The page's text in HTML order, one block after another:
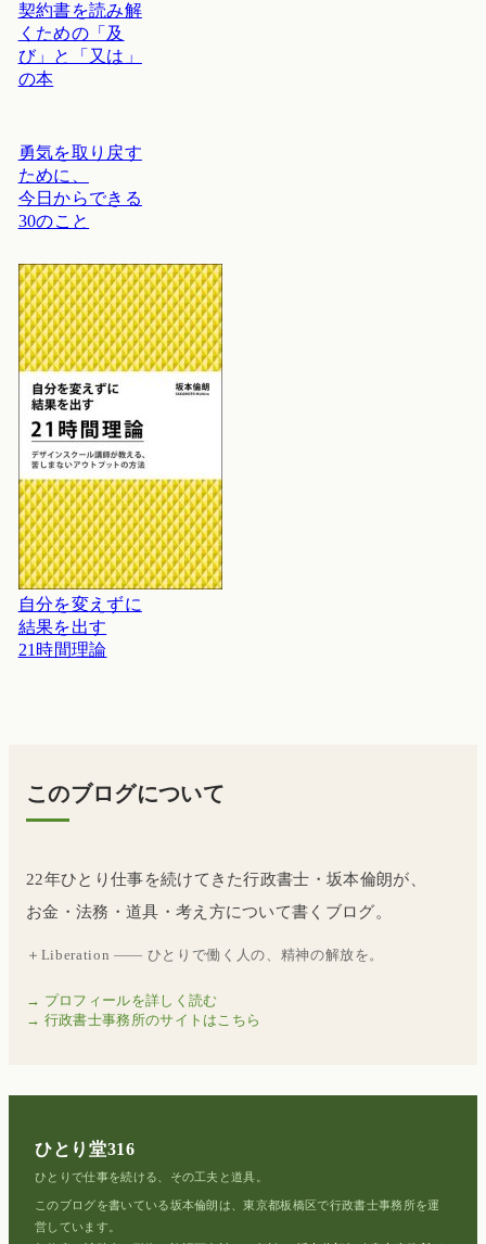
契約書を読み解
くための「及
び」と「又は」
の本
勇気を取り戻す
ために、
今日からできる
30のこと
自分を変えずに
結果を出す
21時間理論
このブログについて
22年ひとり仕事を続けてきた行政書士・坂本倫朗が、
お金・法務・道具・考え方について書くブログ。
＋Liberation —— ひとりで働く人の、精神の解放を。
→ プロフィールを詳しく読む
→ 行政書士事務所のサイトはこちら
ひとり堂316
ひとりで仕事を続ける、その工夫と道具。
このブログを書いている坂本倫朗は、東京都板橋区で行政書士事務所を運
営しています。